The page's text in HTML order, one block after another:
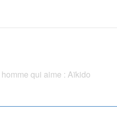
qui aime : Aïkido